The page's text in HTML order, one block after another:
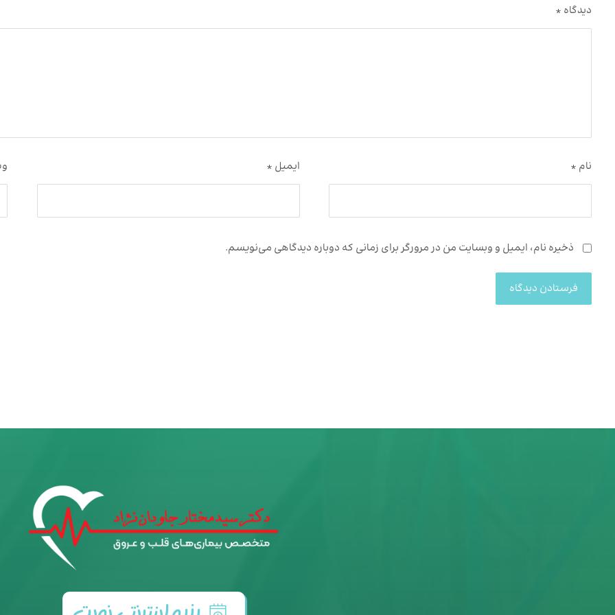
دیدگاه *
نام * ایمیل *
ذخیره نام، ایمیل و وبسایت من در مرورگر برای زمانی که دوباره دیدگاهی می‌نویسم.
فرستادن دیدگاه